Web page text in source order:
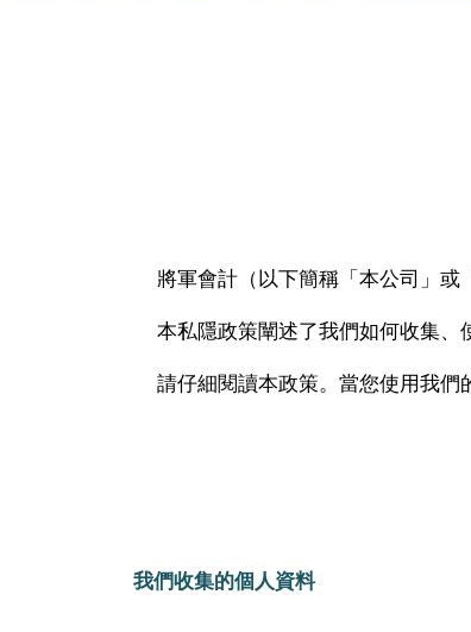
將軍會計（以下簡稱「本公司」或
本私隱政策闡述了我們如何收集、
請仔細閱讀本政策。當您使用我們
我們收集的個人資料